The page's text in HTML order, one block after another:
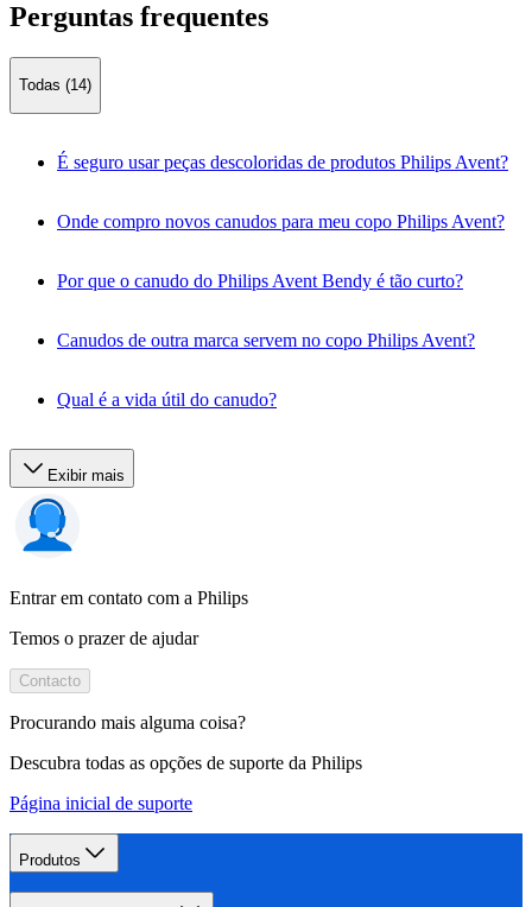
Perguntas frequentes
Todas (14)
É seguro usar peças descoloridas de produtos Philips Avent?
Onde compro novos canudos para meu copo Philips Avent?
Por que o canudo do Philips Avent Bendy é tão curto?
Canudos de outra marca servem no copo Philips Avent?
Qual é a vida útil do canudo?
Exibir mais
Entrar em contato com a Philips
Temos o prazer de ajudar
Contacto
Procurando mais alguma coisa?
Descubra todas as opções de suporte da Philips
Página inicial de suporte
Produtos